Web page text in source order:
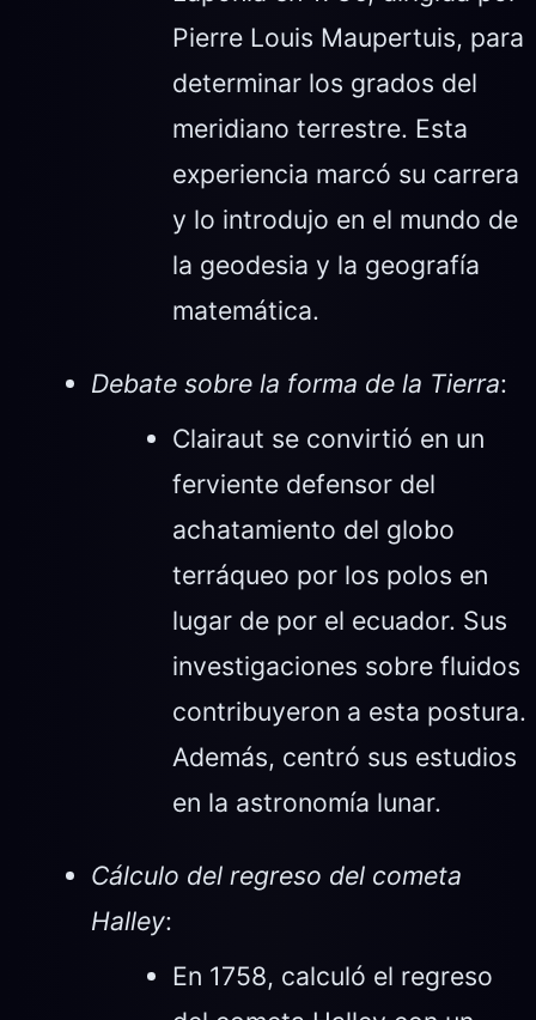
Pierre Louis Maupertuis, para
determinar los grados del
meridiano terrestre. Esta
experiencia marcó su carrera
y lo introdujo en el mundo de
la geodesia y la geografía
matemática.
Debate sobre la forma de la Tierra:
Clairaut se convirtió en un
ferviente defensor del
achatamiento del globo
terráqueo por los polos en
lugar de por el ecuador. Sus
investigaciones sobre fluidos
contribuyeron a esta postura.
Además, centró sus estudios
en la astronomía lunar.
Cálculo del regreso del cometa
Halley:
En 1758, calculó el regreso